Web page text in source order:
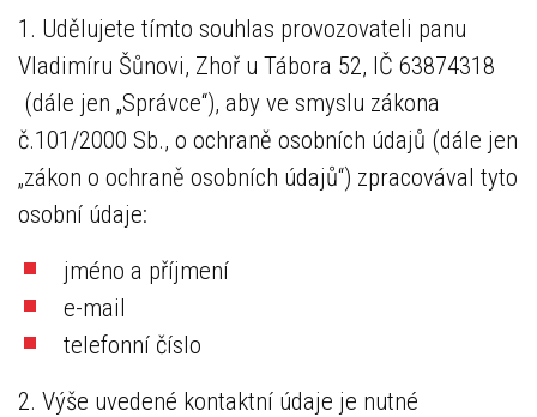
1. Udělujete tímto souhlas provozovateli panu
Vladimíru Šůnovi, Zhoř u Tábora 52, IČ 63874318
(dále jen „Správce“), aby ve smyslu zákona
č.101/2000 Sb., o ochraně osobních údajů (dále jen
„zákon o ochraně osobních údajů“) zpracovával tyto
osobní údaje:
jméno a příjmení
e-mail
telefonní číslo
2. Výše uvedené kontaktní údaje je nutné